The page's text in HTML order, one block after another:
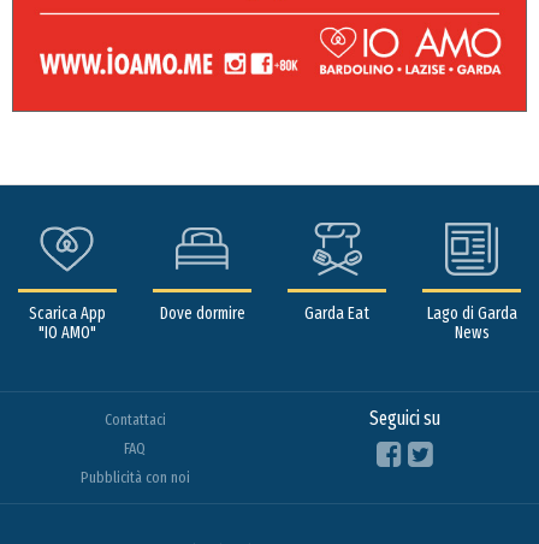
Scarica App
"IO AMO"
Dove dormire Garda Eat
Lago di Garda
News
Contattaci
FAQ
Pubblicità con noi
Seguici su